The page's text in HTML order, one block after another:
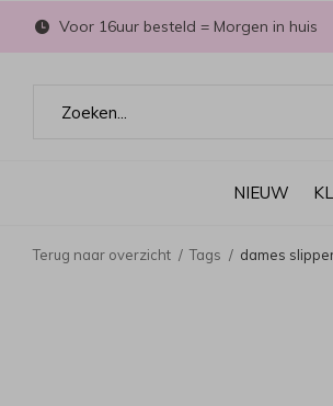
NIEUW
Voor 16uur besteld = Morgen in huis
Terug naar overzicht Tags dames